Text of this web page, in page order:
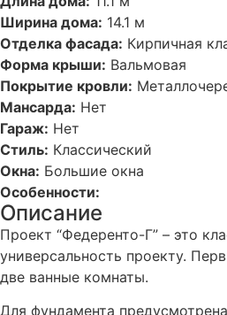
Ширина дома: 14.1 м
Отделка фасада: Кирпичная
Форма крыши: Вальмовая
Покрытие кровли:
Мансарда: Нет
Гараж: Нет
Стиль: Классический
Окна: Большие окна
Особенности:
Описание
Проект “Федеренто-Г” – это
универсальность проекту.
две ванные комнаты.
Для фундамента